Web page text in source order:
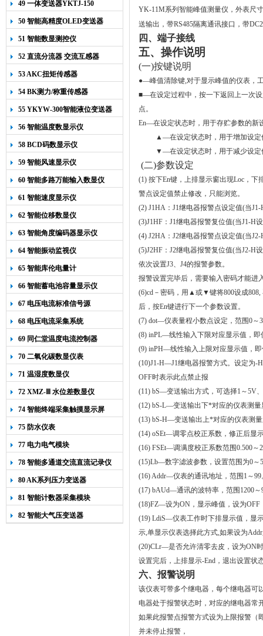
49 一体变送器YKTJ-150
50 智能高精度OLED变送器
YK-218
51 智能数显测控仪
52 直流分流器 交流互感器
53 AKC扭矩传感器
54 BK测力/称重传感器
55 YKYW-300智能液位变送器
56 智能温度数显示仪
58 BCD码数显示仪
59 智能风速显示仪
60 智能多路万能输入数显仪
61 智能速度显示仪
62 智能位移数显仪
63 智能角度编码器显示仪
64 智能振动监视仪
65 智能库伦电量计
66 智能蓄电池容量显示仪
67 电压电流标准信号源
68 电压电流采集系统
69 同仁堂温度电流控制器
70 二氧化碳数显仪表
71 温湿度数显仪
72 XMZ-Ⅲ 水位差数显仪
74 智能终端采集触摸显示屏
75 防水仪表
77 电力电气模块
78 智能多通道交流直流记录仪
80 AK系列压力变送器
81 智能计数器采集模块
82 智能大气压变送器
YK-11M系列智能峰值测量仪，外表尺寸
送输出，带RS485隔离通讯接口， 带
四、端子接线
五、操作说明
(一)按键说明
●—峰值清除键,对于显示峰值的仪表，
■—在设定过程中，按一下返回上一次
点。
En—在设定状态时，用于存贮参数的新
▲—在设定状态时，用于增加设定
▼—在设定状态时，用于减少设定
(二)参数设定
(1) 按下En键，上排显示窗出现Loc ，下
警点设定值禁止修改，只能浏览。
(2) J1HA ： J1继电器报警点设定值(当J1-
(3)J1HF ： J1继电器报警复位值(当J1-H
(4) J2HA ： J2继电器报警点设定值(当J2-
(5)J2HF：J2继电器报警复位值(当J2-H
依次设置J3、 J4的报警参数。
报警设置完毕后，需要输入密码才能进
(6)cd －密码，用▲或▼键将800设成808,
后，按En键进行下一个参数设置。
(7) dot—仪表量程小数点设定，范围0～3
(8) inPL—线性输入下限对应显示值，即
(9) inPH—线性输入上限对应显示值，
(10)J1-H—J1继电器报警方式。设定为-
OFF时表示此点禁止报
(11) bS—变送输出方式，可选择1 ～5V
(12) bS-L—变送输出下*对应的仪表测量
(13) bS-H—变送输出上*对应的仪表测
(14) oSEt—调零点校正系数 ，修正后显
(16) FSEt—调满度校正系数范围0.500～
(15)Lb—数字滤波参数，设置范围为0～5
(16) Addr—仪表的通讯地址，范围 1 ～99
(17) bAUd—通讯的波特率，范围 1200～
(18)FZ—设为ON，显示峰值，设为OFF
(19) LdiS—仪表工作时下排显示值，显
示,单显示仪表选择此方式,如果设为
(20)CLr—是否允许清零去皮， 设为ON
设置完后，上排显示-End，退出设置状
六、 报警说明
该仪表可带多个继电器，每个继电器可
电器处于报警状态时，对应的继电器常
如果此报警点报警方式设为上限报警（
并未停止报警，